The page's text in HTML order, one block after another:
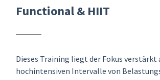
Functional & HIIT
Dieses Training liegt der Fokus verstärkt
hochintensiven Intervalle von